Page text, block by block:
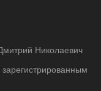
Николаевич